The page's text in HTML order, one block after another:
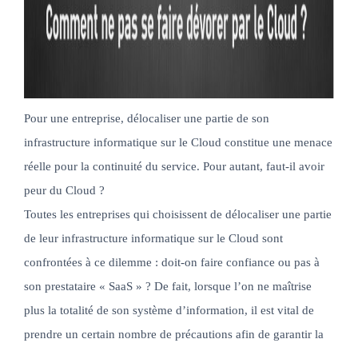
Pour une entreprise, délocaliser une partie de son
infrastructure informatique sur le Cloud constitue une menace
réelle pour la continuité du service. Pour autant, faut-il avoir
peur du Cloud ?
Toutes les entreprises qui choisissent de délocaliser une partie
de leur infrastructure informatique sur le Cloud sont
confrontées à ce dilemme : doit-on faire confiance ou pas à
son prestataire « SaaS » ? De fait, lorsque l’on ne maîtrise
plus la totalité de son système d’information, il est vital de
prendre un certain nombre de précautions afin de garantir la